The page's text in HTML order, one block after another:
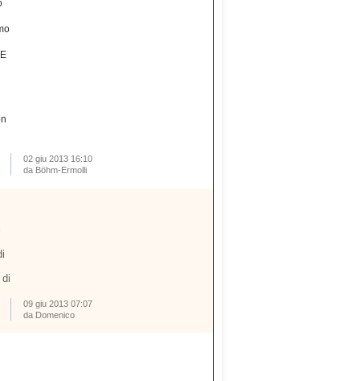
02 giu 2013 16:10
da Böhm-Ermolli
09 giu 2013 07:07
da Domenico